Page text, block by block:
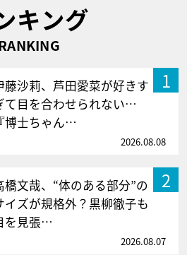
キング
1
藤沙莉、芦田愛菜が好きす
て目を合わせられない…
『博士ちゃん…
2026.08.08
2
橋文哉、“体のある部分”の
イズが規格外？黒柳徹子も
を見張…
2026.08.07